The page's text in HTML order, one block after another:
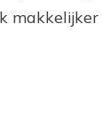
makkelijker